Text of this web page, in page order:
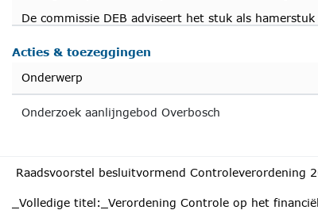
De commissie DEB adviseert het stuk als
Acties & toezeggingen
Onderwerp
Onderzoek aanlijngebod Overbosch
Raadsvoorstel besluitvormend
_Volledige titel:_Verordening Controle op het